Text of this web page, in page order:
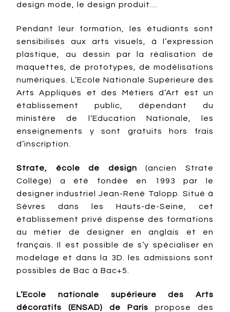
design mode, le design produit…
Pendant leur formation, les étudiants sont
sensibilisés aux arts visuels, à l’expression
plastique, au dessin par la réalisation de
maquettes, de prototypes, de modélisations
numériques. L’Ecole Nationale Supérieure des
Arts Appliqués et des Métiers d’Art est un
établissement public, dépendant du
ministère de l’Education Nationale, les
enseignements y sont gratuits hors frais
d’inscription.
Strate, école de design (ancien Strate
Collège) a été fondée en 1993 par le
designer industriel Jean-René Talopp. Situé à
Sèvres dans les Hauts-de-Seine, cet
établissement privé dispense des formations
au métier de designer en anglais et en
français. Il est possible de s’y spécialiser en
modelage et dans la 3D. les admissions sont
possibles de Bac à Bac+5.
L’Ecole nationale supérieure des Arts
décoratifs (ENSAD) de Paris propose des